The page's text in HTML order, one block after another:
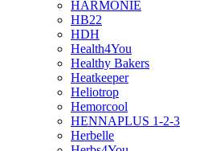
HARMONIE
HB22
HDH
Health4You
Healthy Bakers
Heatkeeper
Heliotrop
Hemorcool
HENNAPLUS 1-2-3
Herbelle